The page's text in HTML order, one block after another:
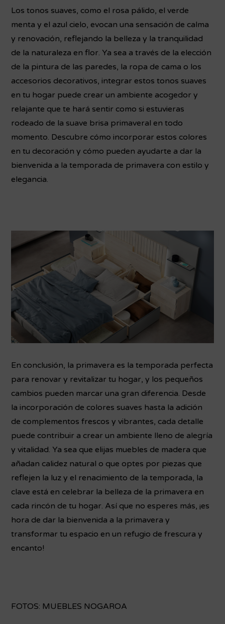
Los tonos suaves, como el rosa pálido, el verde
menta y el azul cielo, evocan una sensación de calma
y renovación, reflejando la belleza y la tranquilidad
de la naturaleza en flor. Ya sea a través de la elección
de la pintura de las paredes, la ropa de cama o los
accesorios decorativos, integrar estos tonos suaves
en tu hogar puede crear un ambiente acogedor y
relajante que te hará sentir como si estuvieras
rodeado de la suave brisa primaveral en todo
momento. Descubre cómo incorporar estos colores
en tu decoración y cómo pueden ayudarte a dar la
bienvenida a la temporada de primavera con estilo y
elegancia.
En conclusión, la primavera es la temporada perfecta
para renovar y revitalizar tu hogar, y los pequeños
cambios pueden marcar una gran diferencia. Desde
la incorporación de colores suaves hasta la adición
de complementos frescos y vibrantes, cada detalle
puede contribuir a crear un ambiente lleno de alegría
y vitalidad. Ya sea que elijas muebles de madera que
añadan calidez natural o que optes por piezas que
reflejen la luz y el renacimiento de la temporada, la
clave está en celebrar la belleza de la primavera en
cada rincón de tu hogar. Así que no esperes más, ¡es
hora de dar la bienvenida a la primavera y
transformar tu espacio en un refugio de frescura y
encanto!
FOTOS: MUEBLES NOGAROA